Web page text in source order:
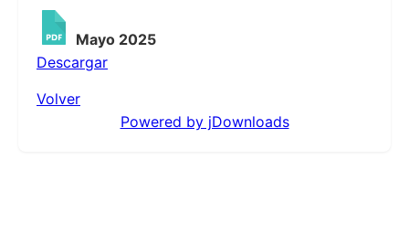
Mayo 2025
Descargar
Volver
Powered by jDownloads